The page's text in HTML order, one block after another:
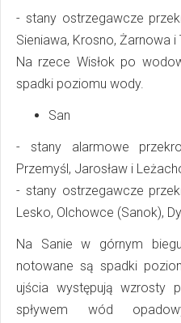
- stany ostrzegawcze
Sieniawa, Krosno, Żarnowa i
Na rzece Wisłok po
spadki poziomu wody.
San
- stany alarmowe
Przemyśl, Jarosław i
- stany ostrzegawcze
Lesko, Olchowce (Sanok),
Na Sanie w górnym
notowane są spadki
ujścia występują wzrosty
spływem wód